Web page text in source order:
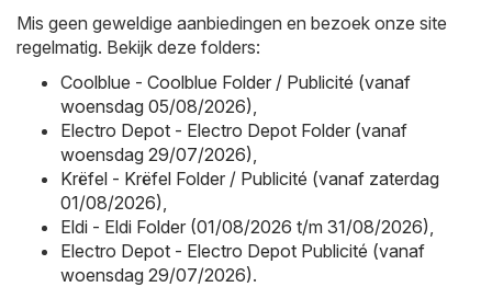
Mis geen geweldige aanbiedingen en bezoek onze site
regelmatig. Bekijk deze folders:
Coolblue - Coolblue Folder / Publicité (vanaf
woensdag 05/08/2026)
Electro Depot - Electro Depot Folder (vanaf
woensdag 29/07/2026)
Krëfel - Krëfel Folder / Publicité (vanaf zaterdag
01/08/2026)
Eldi - Eldi Folder (01/08/2026 t/m 31/08/2026)
Electro Depot - Electro Depot Publicité (vanaf
woensdag 29/07/2026).